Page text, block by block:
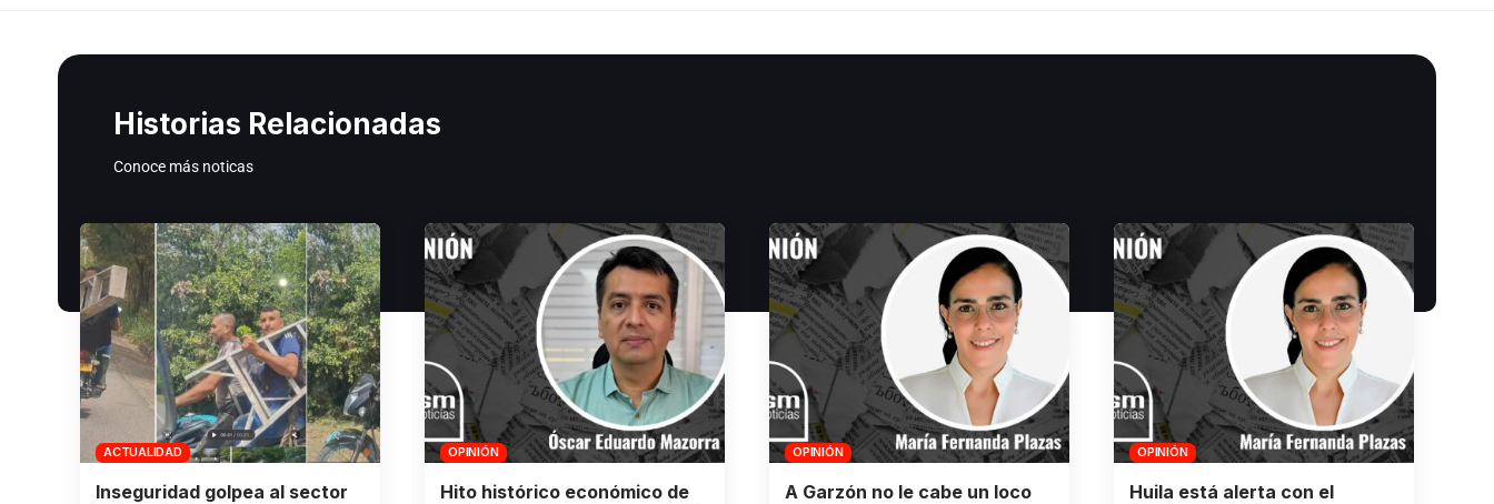
Historias Relacionadas
Conoce más noticas
ACTUALIDAD
Inseguridad golpea al sector
OPINIÓN
Hito histórico económico de
OPINIÓN
A Garzón no le cabe un loco
OPINIÓN
Huila está alerta con el